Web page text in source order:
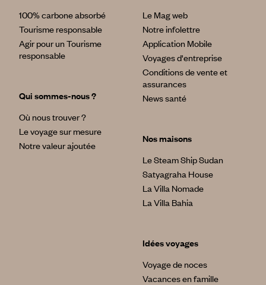
100% carbone absorbé
Tourisme responsable
Agir pour un Tourisme
responsable
Qui sommes-nous ?
Où nous trouver ?
Le voyage sur mesure
Notre valeur ajoutée
Le Mag web
Notre infolettre
Application Mobile
Voyages d'entreprise
Conditions de vente et
assurances
News santé
Nos maisons
Le Steam Ship Sudan
Satyagraha House
La Villa Nomade
La Villa Bahia
Idées voyages
Voyage de noces
Vacances en famille